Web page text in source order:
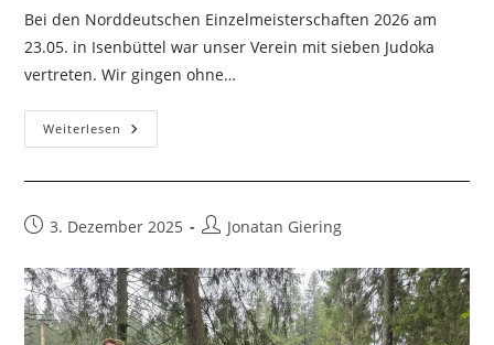
Bei den Norddeutschen Einzelmeisterschaften 2026 am
23.05. in Isenbüttel war unser Verein mit sieben Judoka
vertreten. Wir gingen ohne…
Weiterlesen Nordeutsche
Judo
Beitrag3. Dezember 2025
Beitrags-
Jonatan Giering